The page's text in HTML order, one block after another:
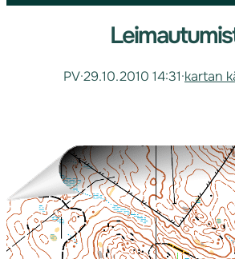
PV·29.10.2010 14:31·kartan